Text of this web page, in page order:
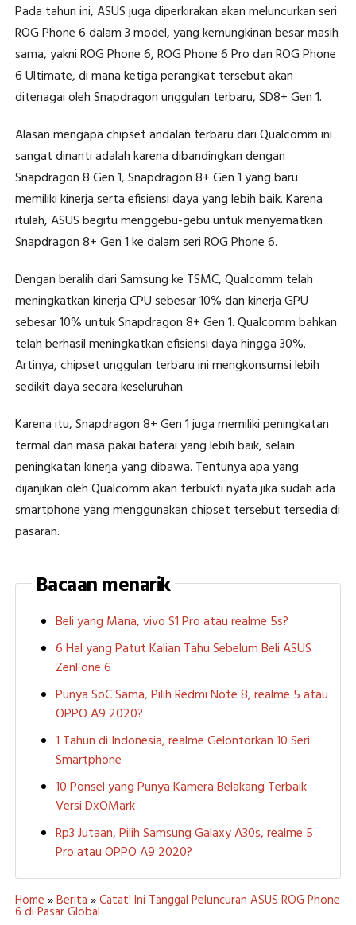
Pada tahun ini, ASUS juga diperkirakan akan meluncurkan seri
ROG Phone 6 dalam 3 model, yang kemungkinan besar masih
sama, yakni ROG Phone 6, ROG Phone 6 Pro dan ROG Phone
6 Ultimate, di mana ketiga perangkat tersebut akan
ditenagai oleh Snapdragon unggulan terbaru, SD8+ Gen 1.
Alasan mengapa chipset andalan terbaru dari Qualcomm ini
sangat dinanti adalah karena dibandingkan dengan
Snapdragon 8 Gen 1, Snapdragon 8+ Gen 1 yang baru
memiliki kinerja serta efisiensi daya yang lebih baik. Karena
itulah, ASUS begitu menggebu-gebu untuk menyematkan
Snapdragon 8+ Gen 1 ke dalam seri ROG Phone 6.
Dengan beralih dari Samsung ke TSMC, Qualcomm telah
meningkatkan kinerja CPU sebesar 10% dan kinerja GPU
sebesar 10% untuk Snapdragon 8+ Gen 1. Qualcomm bahkan
telah berhasil meningkatkan efisiensi daya hingga 30%.
Artinya, chipset unggulan terbaru ini mengkonsumsi lebih
sedikit daya secara keseluruhan.
Karena itu, Snapdragon 8+ Gen 1 juga memiliki peningkatan
termal dan masa pakai baterai yang lebih baik, selain
peningkatan kinerja yang dibawa. Tentunya apa yang
dijanjikan oleh Qualcomm akan terbukti nyata jika sudah ada
smartphone yang menggunakan chipset tersebut tersedia di
pasaran.
Bacaan menarik
Beli yang Mana, vivo S1 Pro atau realme 5s?
6 Hal yang Patut Kalian Tahu Sebelum Beli ASUS
ZenFone 6
Punya SoC Sama, Pilih Redmi Note 8, realme 5 atau
OPPO A9 2020?
1 Tahun di Indonesia, realme Gelontorkan 10 Seri
Smartphone
10 Ponsel yang Punya Kamera Belakang Terbaik
Versi DxOMark
Rp3 Jutaan, Pilih Samsung Galaxy A30s, realme 5
Pro atau OPPO A9 2020?
Home »Berita »Catat! Ini Tanggal Peluncuran ASUS ROG Phone
6 di Pasar Global